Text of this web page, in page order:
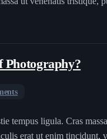
Photography?
tempus ligula. Cras
erat ut enim